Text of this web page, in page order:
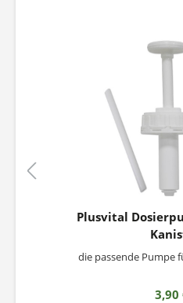
Plusvital
die passende Pumpe
3,90